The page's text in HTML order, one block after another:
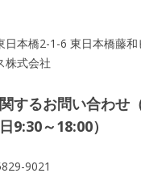
日本橋2-1-6 東日本橋藤和
株式会社
するお問い合わせ
9:30～18:00）
9021